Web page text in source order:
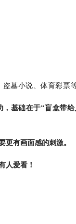
墓小说、体育彩票
基础在于“盲盒带
有画面感的刺激。
人爱看！